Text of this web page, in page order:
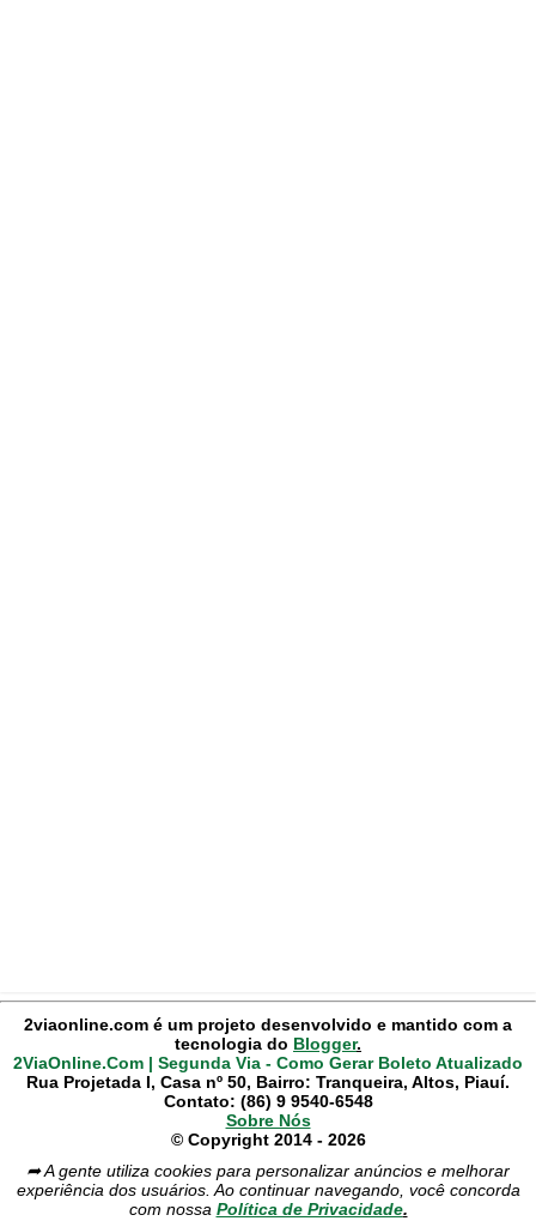
2viaonline.com é um projeto desenvolvido e mantido com a
tecnologia do Blogger.
2ViaOnline.Com | Segunda Via - Como Gerar Boleto Atualizado
Rua Projetada I, Casa nº 50, Bairro: Tranqueira, Altos, Piauí.
Contato: (86) 9 9540-6548
Sobre Nós
© Copyright 2014 - 2026
➦ A gente utiliza cookies para personalizar anúncios e melhorar
experiência dos usuários. Ao continuar navegando, você concorda
com nossa Política de Privacidade.